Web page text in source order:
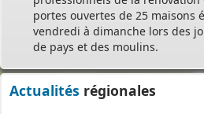
portes ouvertes de 25 maisons
vendredi à dimanche lors des
de pays et des moulins.
Actualités régionales